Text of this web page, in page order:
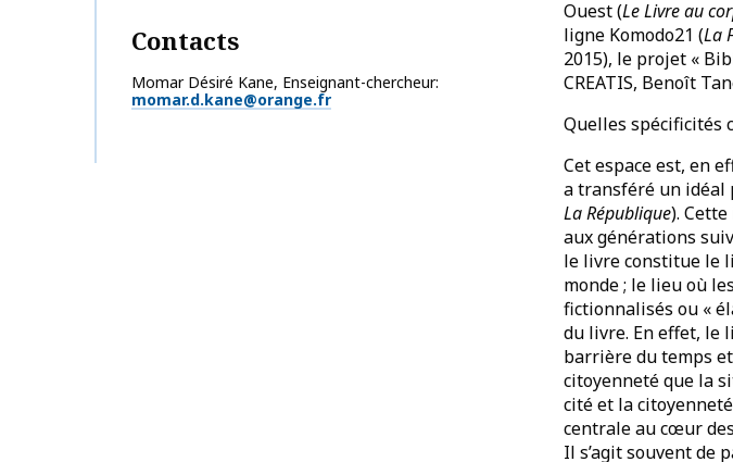
Contacts
Momar Désiré Kane, Enseignant-chercheur
momar.d.kane@orange.fr
Ouest (Le Livre au
ligne Komodo21 (La
2015), le projet «
CREATIS, Benoît
Quelles spécificités
Cet espace est, en
a transféré un idéal
La République).
aux générations
le livre constitue le
monde ; le lieu où
fictionnalisés ou «
du livre. En effet, le
barrière du temps
citoyenneté que la
cité et la
centrale au cœur
Il s’agit souvent de